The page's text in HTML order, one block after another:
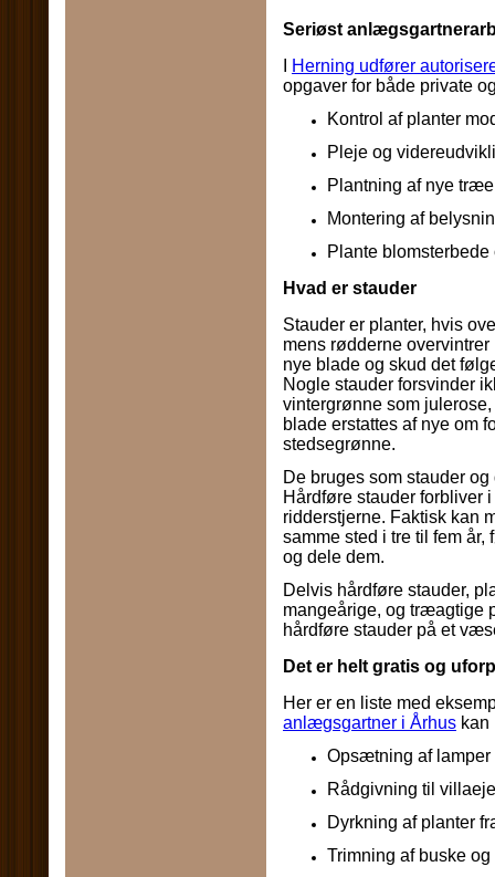
Seriøst
Herning udfører
opgaver for både private
Kontrol af planter
Pleje og
Plantning af nye
Montering af
Plante blomsterbede
Hvad er stauder
Stauder er planter, hvis
mens rødderne
nye blade og skud det
Nogle stauder forsvinder
vintergrønne som
blade erstattes af nye om
stedsegrønne.
De bruges som stauder
Hårdføre stauder forbliver
ridderstjerne. Faktisk kan
samme sted i tre til fem år,
og dele dem.
Delvis hårdføre stauder,
mangeårige, og træagtige
hårdføre stauder på et
Det er helt gratis og
Her er en liste med
anlægsgartner i Århus
Opsætning af lamper
Rådgivning til
Dyrkning af planter
Trimning af buske